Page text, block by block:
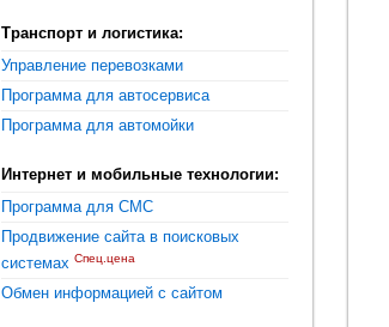
Транспорт и логистика:
Управление перевозками
Программа для автосервиса
Программа для автомойки
Интернет и мобильные технологии:
Программа для СМС
Продвижение сайта в поисковых
системах Спец.цена
Обмен информацией с сайтом